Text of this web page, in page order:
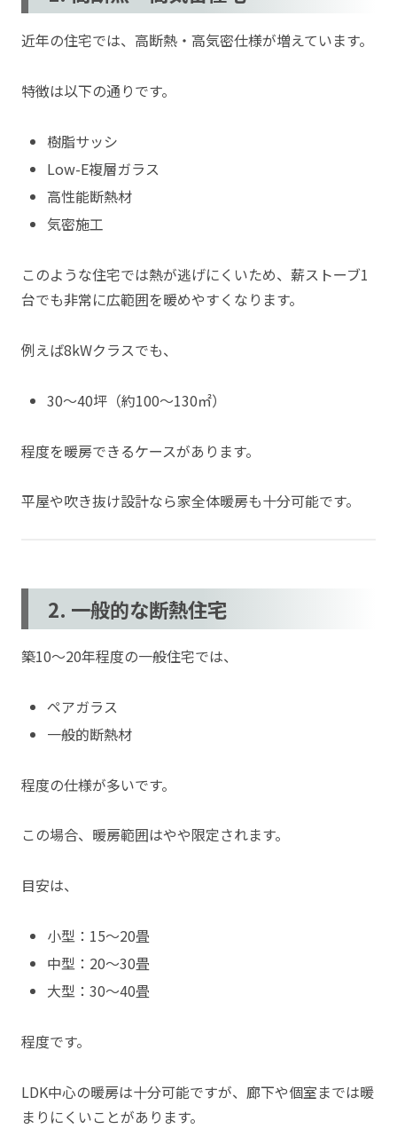
近年の住宅では、高断熱・高気密仕様が増えています。
特徴は以下の通りです。
樹脂サッシ
Low-E複層ガラス
高性能断熱材
気密施工
このような住宅では熱が逃げにくいため、薪ストーブ1
台でも非常に広範囲を暖めやすくなります。
例えば8kWクラスでも、
30〜40坪（約100〜130㎡）
程度を暖房できるケースがあります。
平屋や吹き抜け設計なら家全体暖房も十分可能です。
2. 一般的な断熱住宅
築10〜20年程度の一般住宅では、
ペアガラス
一般的断熱材
程度の仕様が多いです。
この場合、暖房範囲はやや限定されます。
目安は、
小型：15〜20畳
中型：20〜30畳
大型：30〜40畳
程度です。
LDK中心の暖房は十分可能ですが、廊下や個室までは暖
まりにくいことがあります。